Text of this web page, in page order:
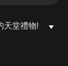
天堂禮物!